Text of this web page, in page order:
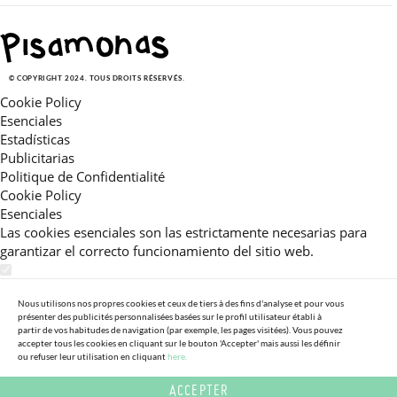
© COPYRIGHT 2024. TOUS DROITS RÉSERVÉS.
Cookie Policy
Esenciales
Estadísticas
Publicitarias
Politique de Confidentialité
Cookie Policy
Esenciales
Las cookies esenciales son las estrictamente necesarias para
garantizar el correcto funcionamiento del sitio web.
Estas cookies nos permiten ofrecerle una experiencia en el sitio
adaptada a su navegación (recomendaciones de producto
personalizadas, énfasis en categorías frecuentemente
consultadas, etc).Al activar esta cookie, nos ayuda a mejorar aún
más su experiencia.
Nous utilisons nos propres cookies et ceux de tiers à des fins d'analyse et pour vous
présenter des publicités personnalisées basées sur le profil utilisateur établi à
partir de vos habitudes de navigation (par exemple, les pages visitées). Vous pouvez
accepter tous les cookies en cliquant sur le bouton 'Accepter' mais aussi les définir
ou refuser leur utilisation en cliquanthere.
ACCEPTER